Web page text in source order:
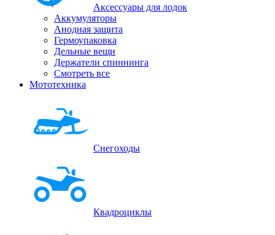
Аксессуары для лодок
Аккумуляторы
Анодная защита
Гермоупаковка
Дельные вещи
Держатели спиннинга
Смотреть все
Мототехника
Снегоходы
Квадроциклы